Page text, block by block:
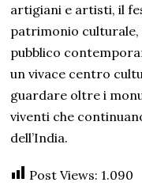
artigiani e artisti, il
patrimonio culturale,
pubblico
un vivace centro
guardare oltre i
viventi che
dell’India.
Post Views: 1.090